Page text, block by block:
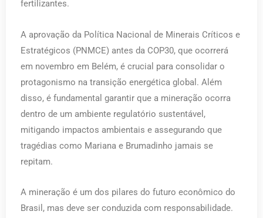
fertilizantes.
A aprovação da Política Nacional de Minerais Críticos e
Estratégicos (PNMCE) antes da COP30, que ocorrerá
em novembro em Belém, é crucial para consolidar o
protagonismo na transição energética global. Além
disso, é fundamental garantir que a mineração ocorra
dentro de um ambiente regulatório sustentável,
mitigando impactos ambientais e assegurando que
tragédias como Mariana e Brumadinho jamais se
repitam.
A mineração é um dos pilares do futuro econômico do
Brasil, mas deve ser conduzida com responsabilidade.